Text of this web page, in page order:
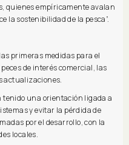
quienes empíricamente avalan
la sostenibilidad de la pesca”.
primeras medidas para el
de interés comercial, las
actualizaciones.
tenido una orientación ligada a
y evitar la pérdida de
por el desarrollo, con la
locales.